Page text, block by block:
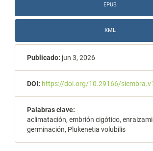
EPUB
XML
Publicado: jun 3, 2026
DOI: https://doi.org/10.29166/
Palabras clave:
aclimatación, embrión cigótico,
germinación, Plukenetia volubilis